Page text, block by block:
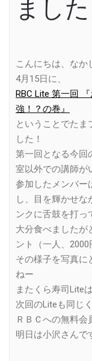
ました
こんにちは、なか
4月15日に、
RBC Lite 第一回
強！？の巻』
ということでたま
した！
第一回となる今回
室以外での講師が
参加したメンバー
し、目を輝かせな
ンクに舌鼓を打っ
大分食べましたが
ント（一人、2000
その様子を写真に
ねー
またくら寿司Lite
次回のLiteも同じ
ＲＢＣへの無料会
明日は小沢さんで